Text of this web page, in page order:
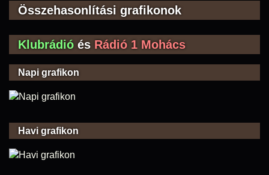
Összehasonlítási grafikonok
Klubrádió és Rádió 1 Mohács
Napi grafikon
Havi grafikon